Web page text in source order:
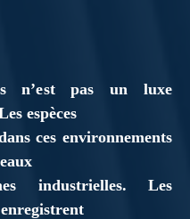
n’est pas un luxe
espèces
ces environnements
industrielles. Les